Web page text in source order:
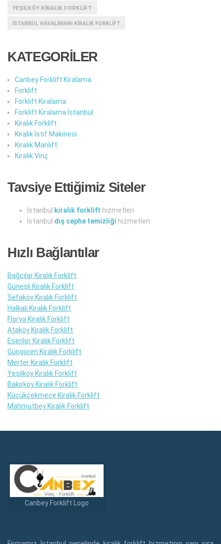
YEŞILKÖY KIRALIK FORKLIFT
İSTANBUL HAVALIMANI KIRALIK FORKLIFT
KATEGORİLER
Canbey Forklift Kiralama
Forklift
Forklift Kiralama
Forklift Kiralama İstanbul
Kiralık Forklift
Kiralık İstif Makinesi
Kiralık Manlift
Kiralık Vinç
Tavsiye Ettiğimiz Siteler
İstanbul kiralık forklift hizmetleri
İstanbul dış cephe temizliği hizmetleri
Hızlı Bağlantılar
Bağcılar Kiralık Forklift
Güneşli Kiralık Forklift
Sefaköy Kiralık Forklift
Halkalı Kiralık Forklift
Florya Kiralık Forklift
Ataköy Kiralık Forklift
Esenler Kiralık Forklift
Güngören Kiralık Forklift
Merter Kiralık Forklift
Yeşilköy Kiralık Forklift
Bakırköy Kiralık Forklift
Küçükçekmece Kiralık Forklift
Mahmutbey Kiralık Forklift
Canbey Forklift Logo